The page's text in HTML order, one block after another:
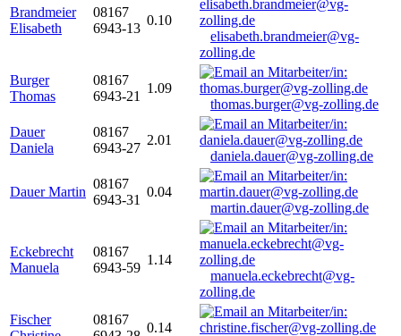
Brandmeier
Elisabeth
08167
6943-13
0.10
elisabeth.brandmeier@vg-
zolling.de
Burger
Thomas
08167
6943-21
1.09
thomas.burger@vg-zolling.de
Dauer
Daniela
08167
6943-27
2.01
daniela.dauer@vg-zolling.de
Dauer Martin
08167
6943-31
0.04
martin.dauer@vg-zolling.de
Eckebrecht
Manuela
08167
6943-59
1.14
manuela.eckebrecht@vg-
zolling.de
Fischer
08167
0.14